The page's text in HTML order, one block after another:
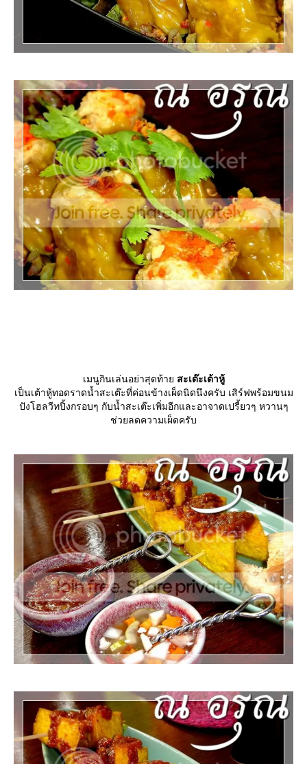
เมนูกินเล่นอย่าสุดท้า สะเต๊ะเต้าหู้
เป็นเต้าหู้ทอดราดน้ำสะเต๊ะที่ค่อนข้างเผ็ดนิดนึงครับ เสิร์ฟพร้อมขนม
ปังโฮลวีทปิ้งกรอบๆ กับน้ำสะเต๊ะเพิ่มอีกและอาจาดเปรี้ยวๆ หวานๆ
ช่วยลดความเผ็ดครับ